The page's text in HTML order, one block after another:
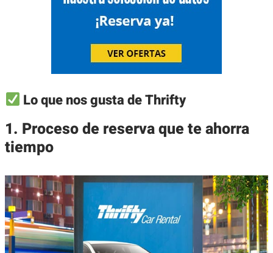
Lo que nos gusta de Thrifty
1. Proceso de reserva que te ahorra
tiempo